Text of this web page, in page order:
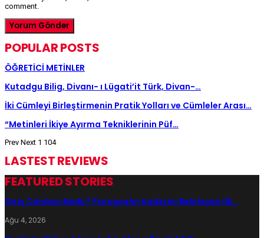
comment.
POPULAR POSTS
ÖĞRETİCİ METİNLER
Kutadgu Bilig, Divanı- ı Lügati’it Türk, Divan-…
İki Cümleyi Birleştirmenin Pratik Yolları ve Cümleler Arası…
“Metinleri İkiye Ayırma Tekniklerinin Püf…
Prev Next 1 104
LASTEST REVIEWS
FEATURED STORIES
Giriş Cümlesi Nedir? Paragrafın Kaderini Belirleyen İlk…
Ağu 4, 2026